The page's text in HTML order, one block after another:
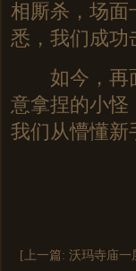
相厮杀，场面
悉，我们成功
如今，再面
意拿捏的小怪
我们从懵懂新
[上一篇: 沃玛寺庙一